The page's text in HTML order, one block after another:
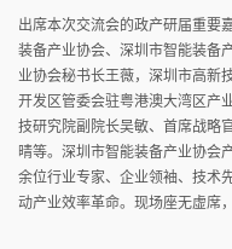
出席本次交流会的政产研届重要
装备产业协会、深圳市智能装备
业协会秘书长王薇，深圳市高新
开发区管委会驻粤港澳大湾区产
技研究院副院长吴敏、首席战略
晴等。深圳市智能装备产业协会
余位行业专家、企业领袖、技术
动产业效率革命。现场座无虚席